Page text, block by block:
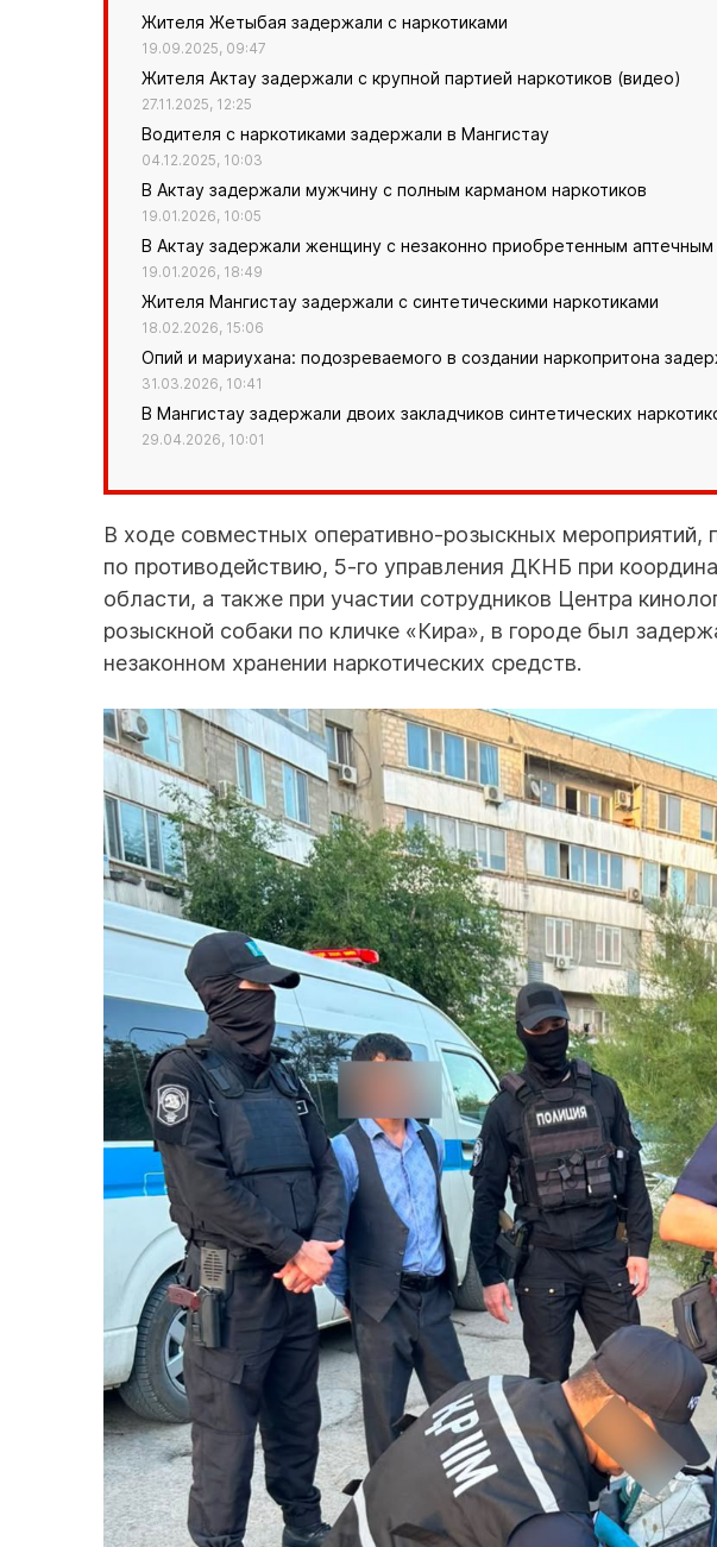
Жителя Жетыбая задержали с наркотиками
19.09.2025, 09:47
Жителя Актау задержали с крупной партией наркотиков (видео)
27.11.2025, 12:25
Водителя с наркотиками задержали в Мангистау
04.12.2025, 10:03
В Актау задержали мужчину с полным карманом наркотиков
19.01.2026, 10:05
В Актау задержали женщину с незаконно приобретенным аптечным
19.01.2026, 18:49
Жителя Мангистау задержали с синтетическими наркотиками
18.02.2026, 15:06
Опий и мариухана: подозреваемого в создании наркопритона
31.03.2026, 10:41
В Мангистау задержали двоих закладчиков синтетических
29.04.2026, 10:01
В ходе совместных оперативно-розыскных мероприятий,
по противодействию, 5-го управления ДКНБ при
области, а также при участии сотрудников Центра
розыскной собаки по кличке «Кира», в городе был
незаконном хранении наркотических средств.